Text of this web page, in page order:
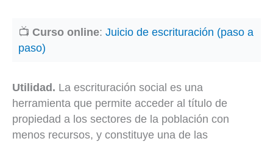
📺Curso online:Juicio de escrituración (paso a
paso)
Utilidad. La escrituración social es una
herramienta que permite acceder al título de
propiedad a los sectores de la población con
menos recursos, y constituye una de las